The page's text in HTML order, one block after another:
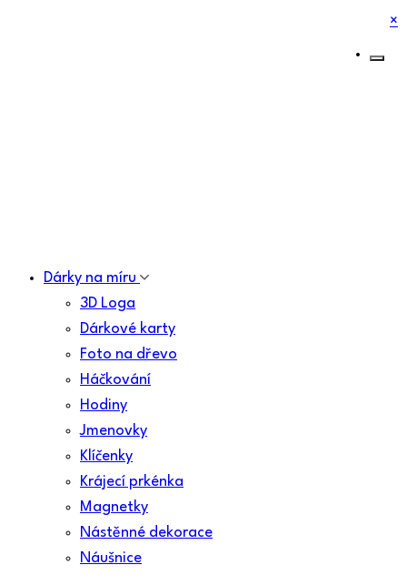
×
Dárky na míru
3D Loga
Dárkové karty
Foto na dřevo
Háčkování
Hodiny
Jmenovky
Klíčenky
Krájecí prkénka
Magnetky
Nástěnné dekorace
Náušnice